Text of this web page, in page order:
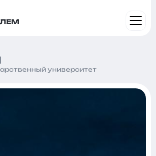
университет